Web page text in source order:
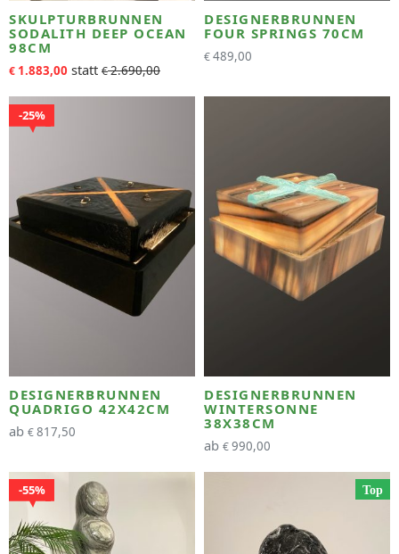
SKULPTURBRUNNEN
SODALITH DEEP OCEAN
98CM
€ 1.883,00 €2.690,00
DESIGNERBRUNNEN
FOUR SPRINGS 70CM
€489,00
25%
DESIGNERBRUNNEN
QUADRIGO 42X42CM
ab €817,50
DESIGNERBRUNNEN
WINTERSONNE
38X38CM
ab €990,00
55% Top